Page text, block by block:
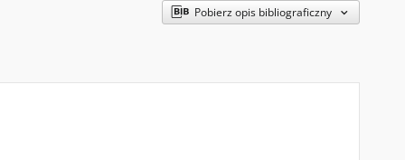
Pobierz opis bibliograficzny